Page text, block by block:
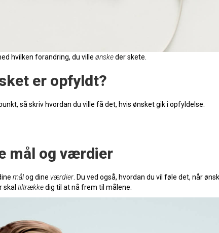
hvilken forandring, du ville ønskeder skete.
er opfyldt?
så skriv hvordan du ville få det, hvis ønsket gik i opfyldelse.
mål og værdier
målog dine værdier . Du ved også, hvordan du vil føle det, når
skal tiltrækkedig til at nå frem til målene.